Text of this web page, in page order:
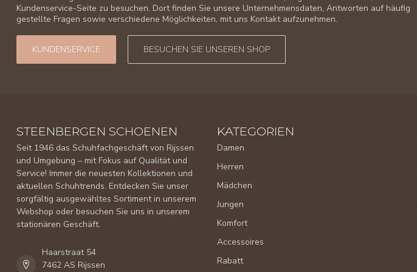
Kundenservice-Seite zu besuchen. Dort finden Sie unsere Unternehmensdaten, Antworten auf häufig
gestellte Fragen sowie verschiedene Möglichkeiten, mit uns Kontakt aufzunehmen.
KUNDENSERVICE BESUCHEN SIE UNSEREN SHOP
STEENBERGEN SCHOENEN
Seit 1946 das Schuhfachgeschäft von Rijssen
und Umgebung – mit Fokus auf Qualität und
Service! Immer die neuesten Kollektionen und
aktuellen Schuhtrends. Entdecken Sie unser
sorgfältig ausgewähltes Sortiment in unserem
Webshop oder besuchen Sie uns in unserem
stationären Geschäft.
Haarstraat 54
7462 AS Rijssen
KATEGORIEN
Damen
Herren
Mädchen
Jungen
Komfort
Accessoires
Rabatt